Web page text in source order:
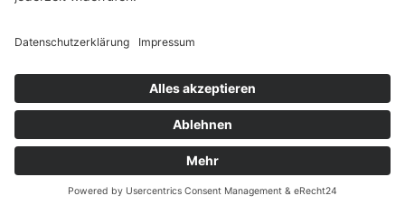
© Residence Geigerhof*** Impressum
Datenschutz powered by